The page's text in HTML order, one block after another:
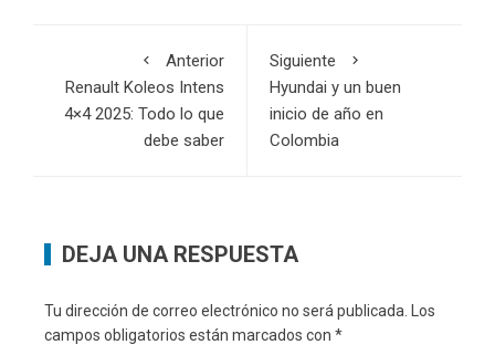
Anterior
Renault Koleos Intens
4×4 2025: Todo lo que
debe saber
Siguiente
Hyundai y un buen
inicio de año en
Colombia
DEJA UNA RESPUESTA
Tu dirección de correo electrónico no será publicada.
Los
campos obligatorios están marcados con *